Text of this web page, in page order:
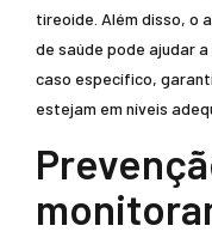
tireoide. Além disso, o
de saúde pode ajudar
caso específico,
estejam em níveis